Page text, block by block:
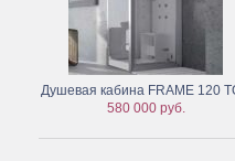
Душевая кабина FRAME 120
580 000 руб.